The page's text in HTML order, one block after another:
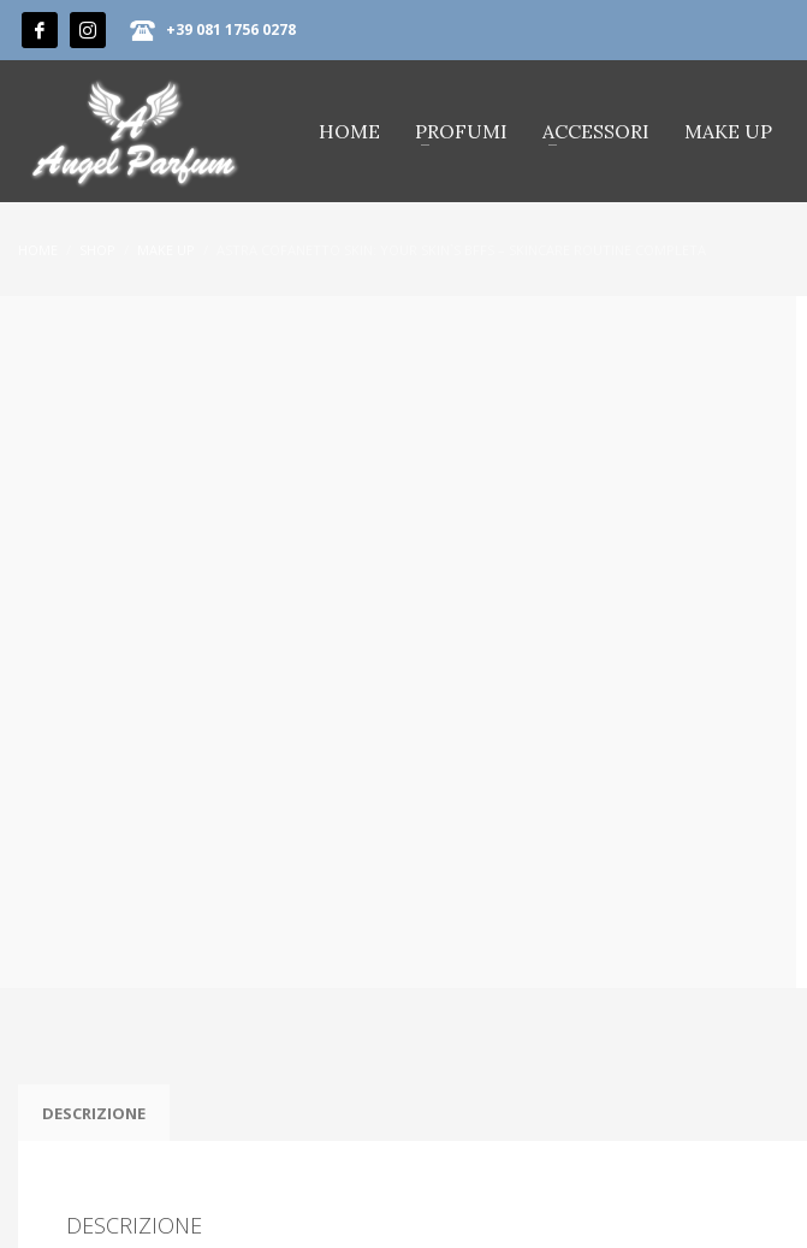
+39 081 1756 0278
HOME PROFUMI ACCESSORI MAKE UP
DESCRIZIONE
DESCRIZIONE